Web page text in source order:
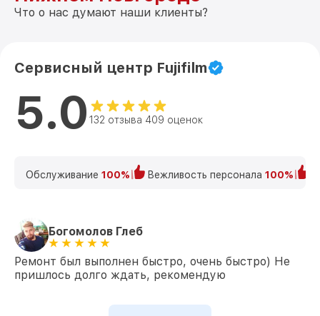
Что о нас думают наши клиенты?
Сервисный центр Fujifilm
5.0 132 отзыва 409 оценок
Обслуживание 100% Вежливость персонала 100%
Богомолов Глеб
Ремонт был выполнен быстро, очень быстро) Не
пришлось долго ждать, рекомендую